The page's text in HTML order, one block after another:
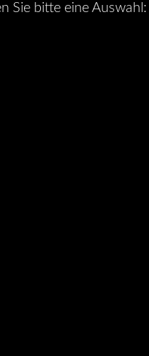
Sie bitte eine Auswahl: